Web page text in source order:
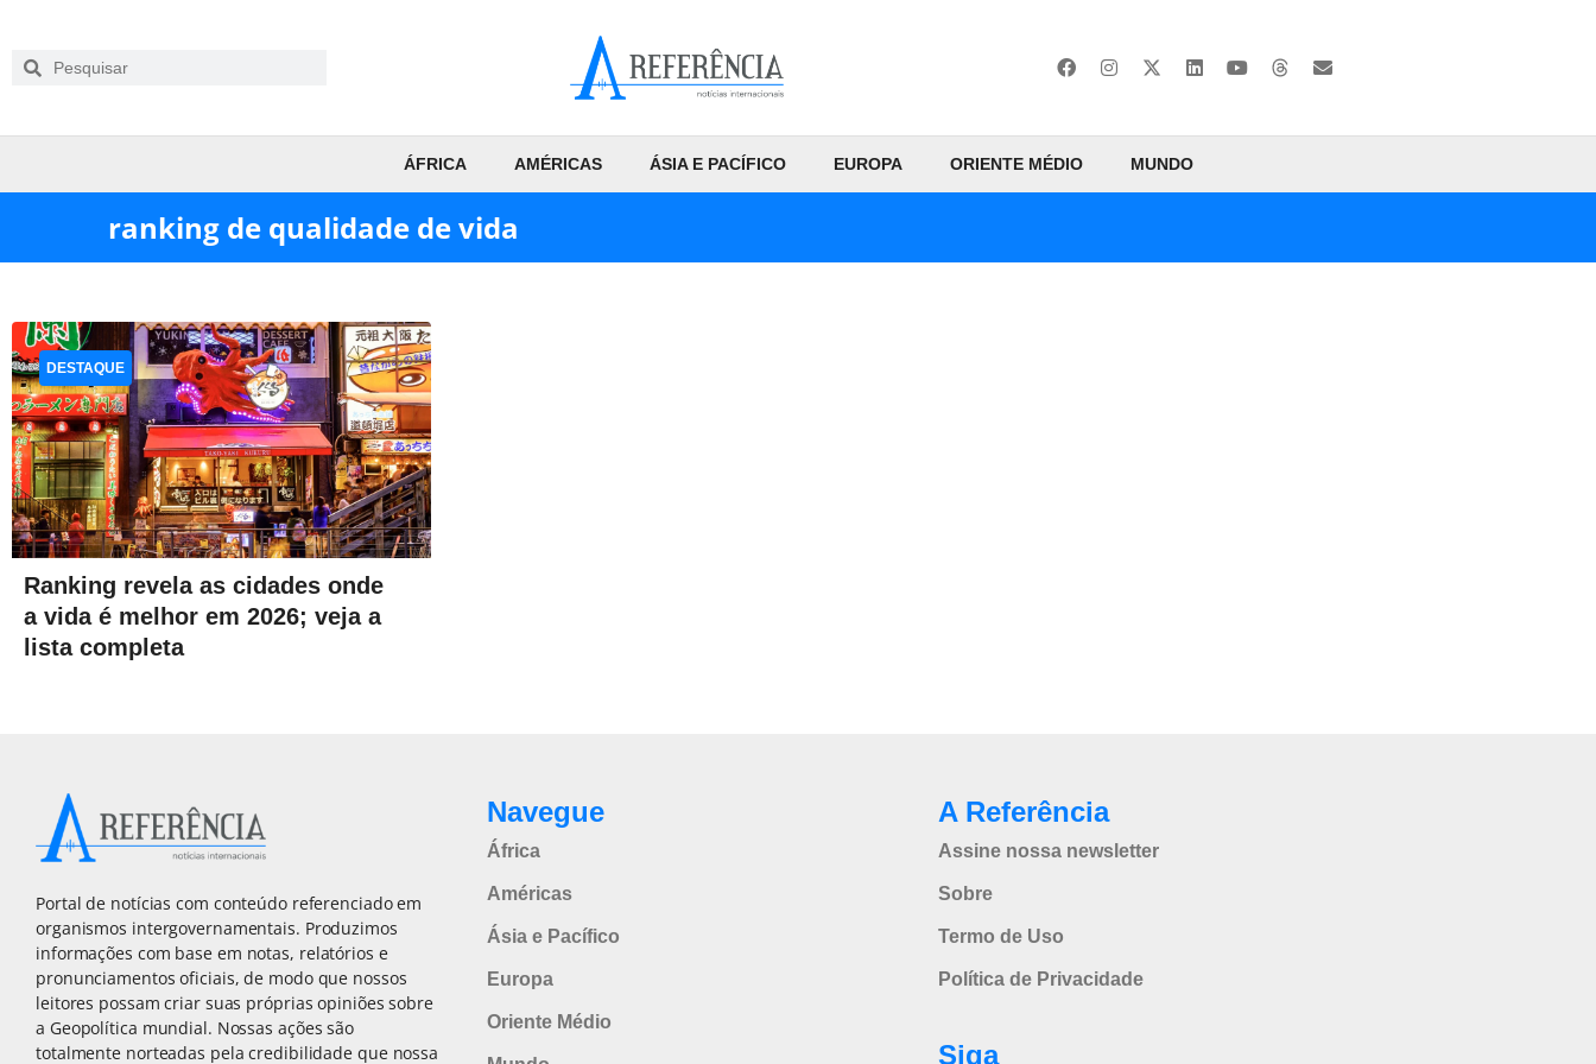
ÁFRICA AMÉRICAS ÁSIA E PACÍFICO EUROPA ORIENTE MÉDIO MUNDO
ranking de qualidade de vida
Ranking revela as cidades onde
a vida é melhor em 2026; veja a
lista completa
DESTAQUE
Portal de notícias com conteúdo referenciado em
organismos intergovernamentais. Produzimos
informações com base em notas, relatórios e
pronunciamentos oficiais, de modo que nossos
leitores possam criar suas próprias opiniões sobre
a Geopolítica mundial. Nossas ações são
totalmente norteadas pela credibilidade que nossa
Navegue
África
Américas
Ásia e Pacífico
Europa
Oriente Médio
A Referência
Assine nossa newsletter
Sobre
Termo de Uso
Política de Privacidade
Siga